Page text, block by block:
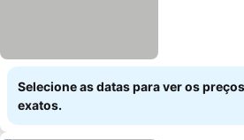
Selecione as datas para ver os preços
exatos.